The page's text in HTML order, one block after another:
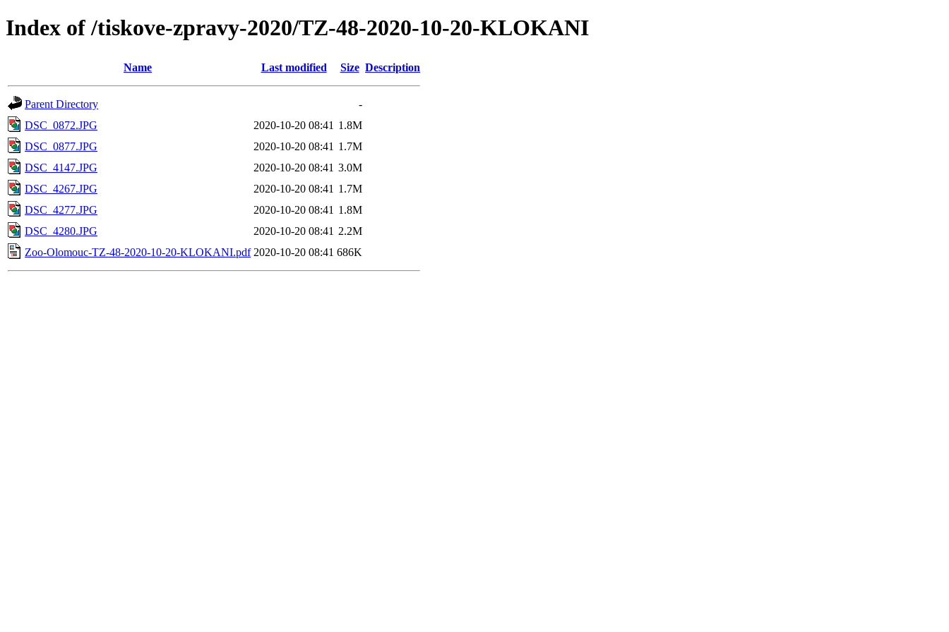
Index of /tiskove-zpravy-2020/TZ-48-2020-10-20-KLOKANI
Name Last modified Size Description
Parent Directory
-
DSC_0872.JPG
2020-10-20 08:41 1.8M
DSC_0877.JPG
2020-10-20 08:41 1.7M
DSC_4147.JPG
2020-10-20 08:41 3.0M
DSC_4267.JPG
2020-10-20 08:41 1.7M
DSC_4277.JPG
2020-10-20 08:41 1.8M
DSC_4280.JPG
2020-10-20 08:41 2.2M
Zoo-Olomouc-TZ-48-2020-10-20-KLOKANI.pdf 2020-10-20 08:41 686K